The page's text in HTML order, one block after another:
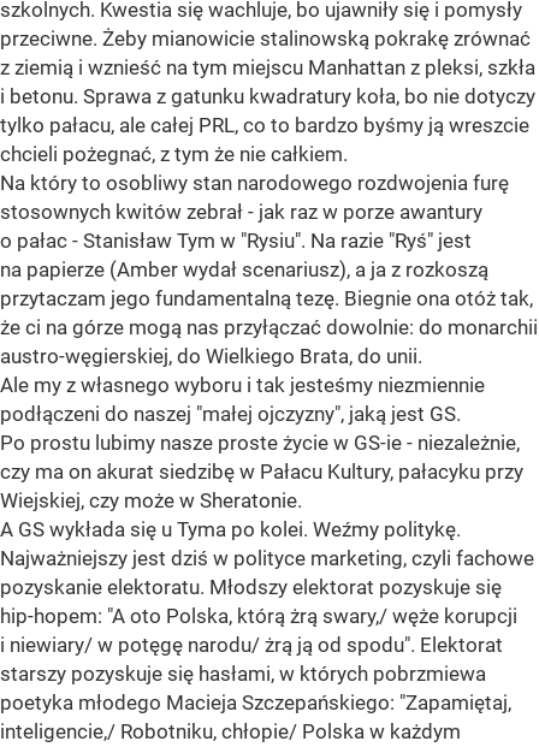
szkolnych. Kwestia się wachluje, bo ujawniły się i pomysły
przeciwne. Żeby mianowicie stalinowską pokrakę zrównać
z ziemią i wznieść na tym miejscu Manhattan z pleksi, szkła
i betonu. Sprawa z gatunku kwadratury koła, bo nie dotyczy
tylko pałacu, ale całej PRL, co to bardzo byśmy ją wreszcie
chcieli pożegnać, z tym że nie całkiem.
Na który to osobliwy stan narodowego rozdwojenia furę
stosownych kwitów zebrał - jak raz w porze awantury
o pałac - Stanisław Tym w "Rysiu". Na razie "Ryś" jest
na papierze (Amber wydał scenariusz), a ja z rozkoszą
przytaczam jego fundamentalną tezę. Biegnie ona otóż tak,
że ci na górze mogą nas przyłączać dowolnie: do monarchii
austro-węgierskiej, do Wielkiego Brata, do unii.
Ale my z własnego wyboru i tak jesteśmy niezmiennie
podłączeni do naszej "małej ojczyzny", jaką jest GS.
Po prostu lubimy nasze proste życie w GS-ie - niezależnie,
czy ma on akurat siedzibę w Pałacu Kultury, pałacyku przy
Wiejskiej, czy może w Sheratonie.
A GS wykłada się u Tyma po kolei. Weźmy politykę.
Najważniejszy jest dziś w polityce marketing, czyli fachowe
pozyskanie elektoratu. Młodszy elektorat pozyskuje się
hip-hopem: "A oto Polska, którą żrą swary,/ węże korupcji
i niewiary/ w potęgę narodu/ żrą ją od spodu". Elektorat
starszy pozyskuje się hasłami, w których pobrzmiewa
poetyka młodego Macieja Szczepańskiego: "Zapamiętaj,
inteligencie,/ Robotniku, chłopie/ Polska w każdym